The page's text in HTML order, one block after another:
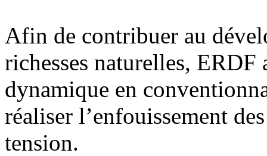
Afin de contribuer au
richesses naturelles, ERDF
dynamique en
réaliser l’enfouissement
tension.